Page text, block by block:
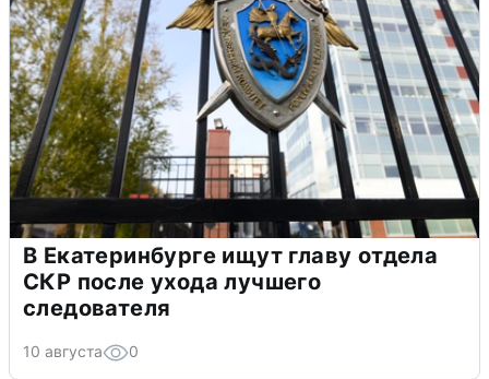
В Екатеринбурге ищут главу отдела
СКР после ухода лучшего
следователя
10 августа 0